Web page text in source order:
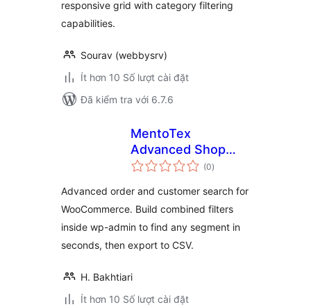
responsive grid with category filtering
capabilities.
Sourav (webbysrv)
Ít hơn 10 Số lượt cài đặt
Đã kiểm tra với 6.7.6
MentoTex
Advanced Shop
Search for
(0tổng
đánh
)
Advanced order and customer search for
WooCommerce. Build combined filters
inside wp-admin to find any segment in
seconds, then export to CSV.
H. Bakhtiari
Ít hơn 10 Số lượt cài đặt